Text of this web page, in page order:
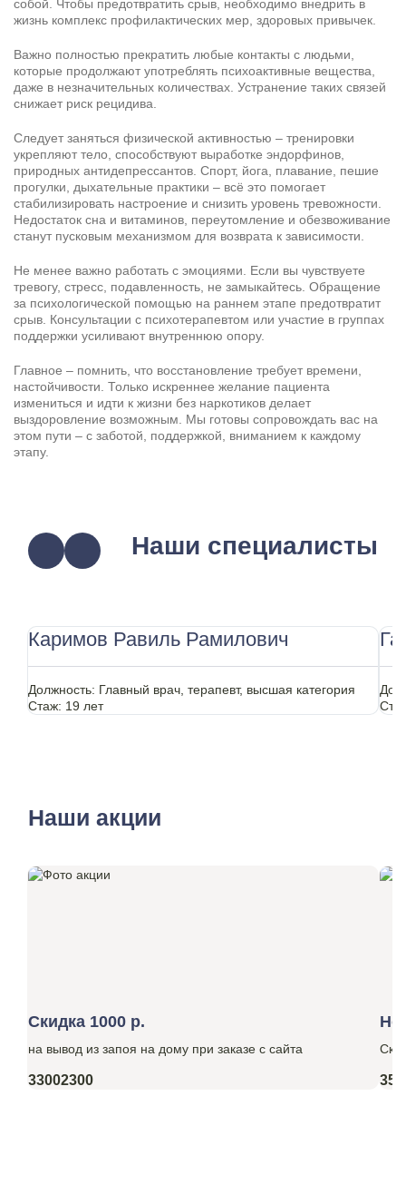
собой. Чтобы предотвратить срыв, необходимо внедрить в
жизнь комплекс профилактических мер, здоровых привычек.
Важно полностью прекратить любые контакты с людьми,
которые продолжают употреблять психоактивные вещества,
даже в незначительных количествах. Устранение таких связей
снижает риск рецидива.
Следует заняться физической активностью – тренировки
укрепляют тело, способствуют выработке эндорфинов,
природных антидепрессантов. Спорт, йога, плавание, пешие
прогулки, дыхательные практики – всё это помогает
стабилизировать настроение и снизить уровень тревожности.
Недостаток сна и витаминов, переутомление и обезвоживание
станут пусковым механизмом для возврата к зависимости.
Не менее важно работать с эмоциями. Если вы чувствуете
тревогу, стресс, подавленность, не замыкайтесь. Обращение
за психологической помощью на раннем этапе предотвратит
срыв. Консультации с психотерапевтом или участие в группах
поддержки усиливают внутреннюю опору.
Главное – помнить, что восстановление требует времени,
настойчивости. Только искреннее желание пациента
измениться и идти к жизни без наркотиков делает
выздоровление возможным. Мы готовы сопровождать вас на
этом пути – с заботой, поддержкой, вниманием к каждому
этапу.
Наши специалисты
Каримов Равиль Рамилович
Должность: Главный врач, терапевт, высшая категория
Стаж: 19 лет
Наши акции
Скидка 1000 р.
на вывод из запоя на дому при заказе с сайта
33002300